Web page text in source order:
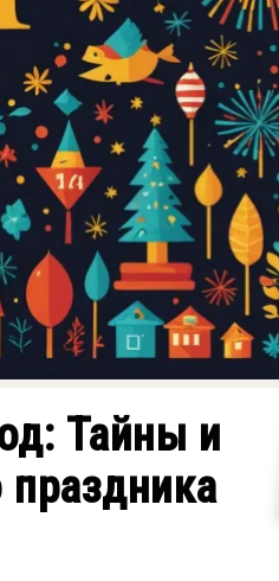
Тайны и
праздника